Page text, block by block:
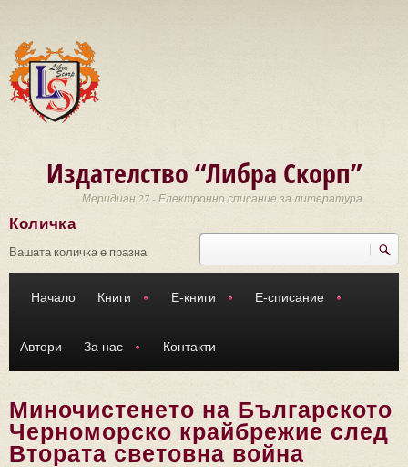
Издателство “Либра Скорп”
Меридиан 27 - Електронно списание за литература
Търси
Количка
Вашата количка е празна
Начало Книги Е-книги Е-списание
Автори За нас Контакти
Миночистенето на Българското
Черноморско крайбрежие след
Втората световна война